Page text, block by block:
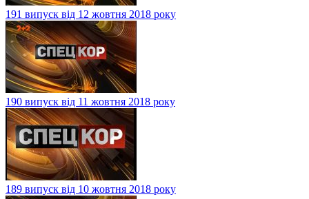
191 випуск від 12 жовтня 2018 року
190 випуск від 11 жовтня 2018 року
189 випуск від 10 жовтня 2018 року